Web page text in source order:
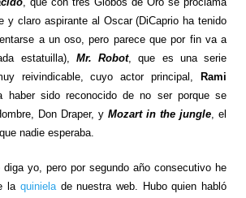
y claro aspirante al Oscar (DiCaprio ha tenido
a un oso, pero parece que por fin va a
estatuilla), Mr. Robot, que es una serie
reivindicable, cuyo actor principal,
Rami
haber sido reconocido de no ser porque se
Don Draper, yMozart in the jungle, el
nadie esperaba.
yo, pero por segundo año consecutivo he
la quinielade nuestra web. Hubo quien habló